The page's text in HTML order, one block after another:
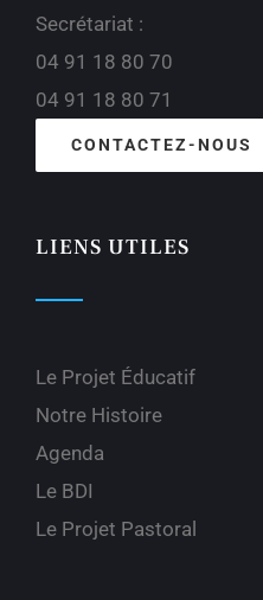
Secrétariat :
04 91 18 80 70
04 91 18 80 71
CONTACTEZ-NOUS
LIENS UTILES
Le Projet Éducatif
Notre Histoire
Agenda
Le BDI
Le Projet Pastoral